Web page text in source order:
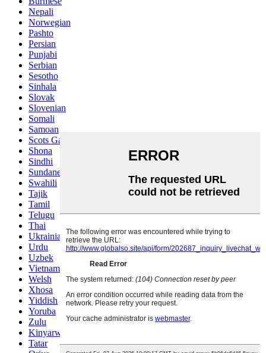
Nepali
Norwegian
Pashto
Persian
Punjabi
Serbian
Sesotho
Sinhala
Slovak
Slovenian
Somali
Samoan
Scots Gaelic
Shona
Sindhi
Sundanese
Swahili
Tajik
Tamil
Telugu
Thai
Ukrainian
Urdu
Uzbek
Vietnamese
Welsh
Xhosa
Yiddish
Yoruba
Zulu
Kinyarwanda
Tatar